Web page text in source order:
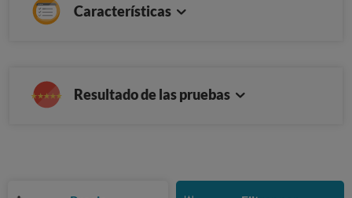
Características
Resultado de las pruebas